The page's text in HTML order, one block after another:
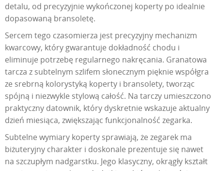
detalu, od precyzyjnie wykończonej koperty po idealnie
dopasowaną bransoletę.
Sercem tego czasomierza jest precyzyjny mechanizm
kwarcowy, który gwarantuje dokładność chodu i
eliminuje potrzebę regularnego nakręcania. Granatowa
tarcza z subtelnym szlifem słonecznym pięknie współgra
ze srebrną kolorystyką koperty i bransolety, tworząc
spójną i niezwykle stylową całość. Na tarczy umieszczono
praktyczny datownik, który dyskretnie wskazuje aktualny
dzień miesiąca, zwiększając funkcjonalność zegarka.
Subtelne wymiary koperty sprawiają, że zegarek ma
biżuteryjny charakter i doskonale prezentuje się nawet
na szczupłym nadgarstku. Jego klasyczny, okrągły kształt